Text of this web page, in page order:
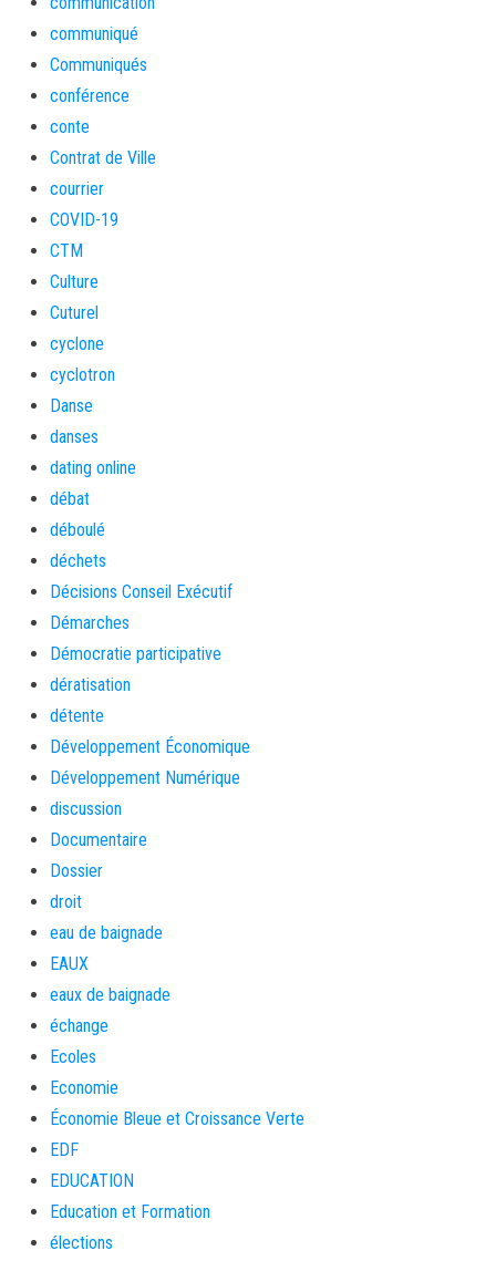
communiqué
Communiqués
conférence
conte
Contrat de Ville
courrier
COVID-19
CTM
Culture
Cuturel
cyclone
cyclotron
Danse
danses
dating online
débat
déboulé
déchets
Décisions Conseil Exécutif
Démarches
Démocratie participative
dératisation
détente
Développement Économique
Développement Numérique
discussion
Documentaire
Dossier
droit
eau de baignade
EAUX
eaux de baignade
échange
Ecoles
Economie
Économie Bleue et Croissance Verte
EDF
EDUCATION
Education et Formation
élections